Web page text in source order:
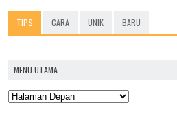
TIPS CARA UNIK BARU
MENU UTAMA